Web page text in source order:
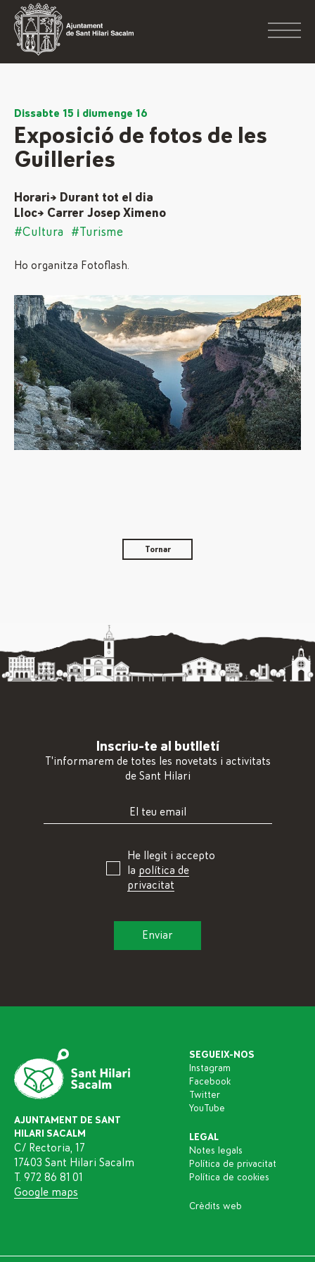
Dissabte 15 i diumenge 16
Exposició de fotos de les
Guilleries
Horari→ Durant tot el dia
Lloc→ Carrer Josep Ximeno
#Cultura
#Turisme
Ho organitza Fotoflash.
Tornar
Inscriu-te al butlletí
T'informarem de totes les novetats i activitats
de Sant Hilari
He llegit i accepto
la política de
privacitat
AJUNTAMENT DE SANT
HILARI SACALM
C/ Rectoria, 17
17403 Sant Hilari Sacalm
T. 972 86 81 01
Google maps
SEGUEIX-NOS
Instagram
Facebook
Twitter
YouTube
LEGAL
Notes legals
Política de privacitat
Política de cookies
Crèdits web